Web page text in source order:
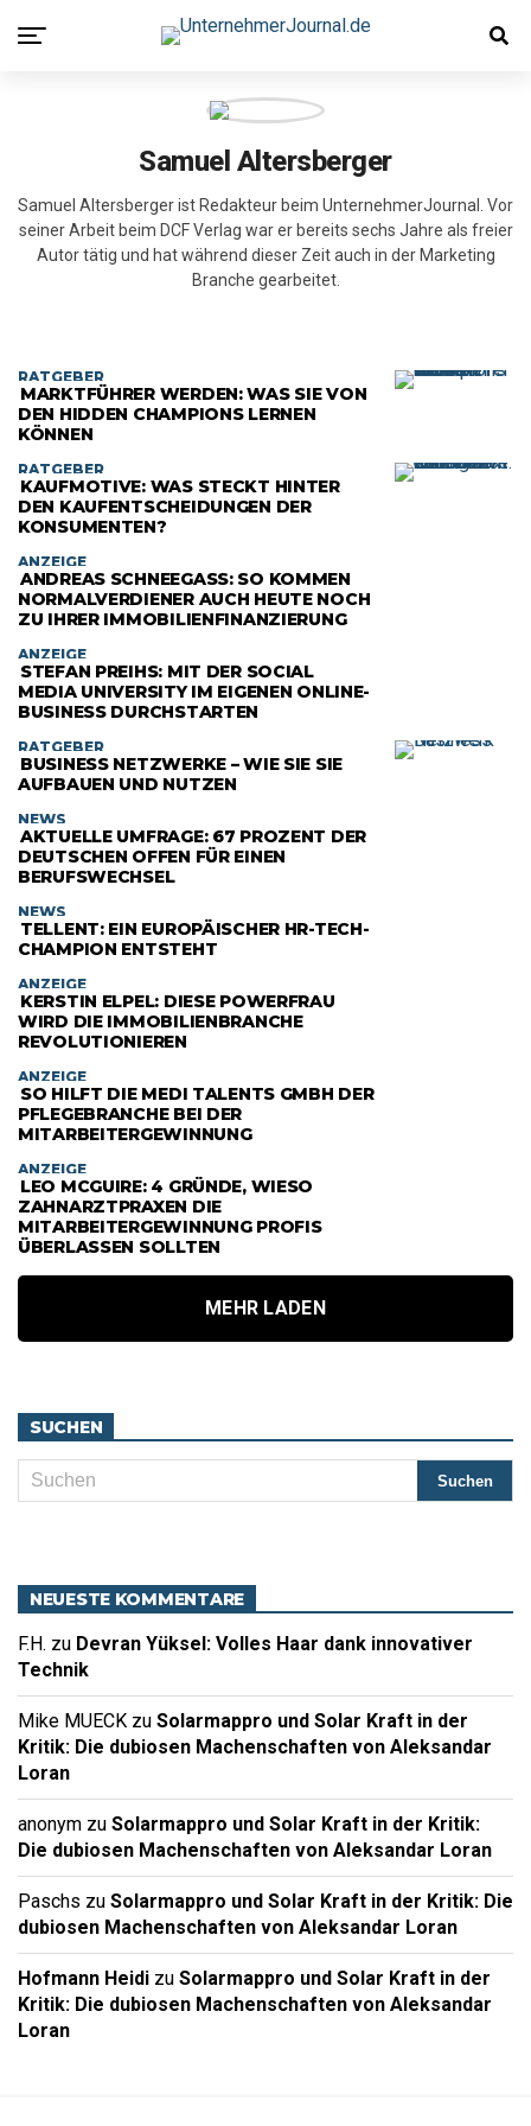
Samuel Altersberger
Samuel Altersberger ist Redakteur beim UnternehmerJournal. Vor
seiner Arbeit beim DCF Verlag war er bereits sechs Jahre als freier
Autor tätig und hat während dieser Zeit auch in der Marketing
Branche gearbeitet.
RATGEBER
MARKTFÜHRER WERDEN: WAS SIE VON
DEN HIDDEN CHAMPIONS LERNEN
KÖNNEN
RATGEBER
KAUFMOTIVE: WAS STECKT HINTER
DEN KAUFENTSCHEIDUNGEN DER
KONSUMENTEN?
ANZEIGE
ANDREAS SCHNEEGASS: SO KOMMEN N
ORMALVERDIENER AUCH HEUTE NOCH Z
U IHRER IMMOBILIENFINANZIERUNG
ANZEIGE
STEFAN PREIHS: MIT DER SOCIAL
MEDIA UNIVERSITY IM EIGENEN ONLINE-
BUSINESS DURCHSTARTEN
RATGEBER
BUSINESS NETZWERKE – WIE SIE SIE
AUFBAUEN UND NUTZEN
NEWS
AKTUELLE UMFRAGE: 67 PROZENT DER
DEUTSCHEN OFFEN FÜR EINEN
BERUFSWECHSEL
NEWS
TELLENT: EIN EUROPÄISCHER HR-TECH-
CHAMPION ENTSTEHT
ANZEIGE
KERSTIN ELPEL: DIESE POWERFRAU
WIRD DIE IMMOBILIENBRANCHE
REVOLUTIONIEREN
ANZEIGE
SO HILFT DIE MEDI TALENTS GMBH DER
PFLEGEBRANCHE BEI DER
MITARBEITERGEWINNUNG
ANZEIGE
LEO MCGUIRE: 4 GRÜNDE, WIESO
ZAHNARZTPRAXEN DIE
MITARBEITERGEWINNUNG PROFIS
ÜBERLASSEN SOLLTEN
MEHR LADEN
SUCHEN
NEUESTE KOMMENTARE
F.H. zu Devran Yüksel: Volles Haar dank innovativer
Technik
Mike MUECK zu Solarmappro und Solar Kraft in der
Kritik: Die dubiosen Machenschaften von Aleksandar
Loran
anonym zu Solarmappro und Solar Kraft in der Kritik:
Die dubiosen Machenschaften von Aleksandar Loran
Paschs zu Solarmappro und Solar Kraft in der Kritik: Die
dubiosen Machenschaften von Aleksandar Loran
Hofmann Heidi zu Solarmappro und Solar Kraft in der
Kritik: Die dubiosen Machenschaften von Aleksandar
Loran